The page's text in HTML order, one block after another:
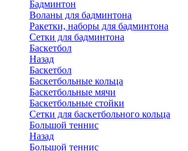
Бадминтон
Воланы для бадминтона
Ракетки, наборы для бадминтона
Сетки для бадминтона
Баскетбол
Назад
Баскетбол
Баскетбольные кольца
Баскетбольные мячи
Баскетбольные стойки
Сетки для баскетбольного кольца
Большой теннис
Назад
Большой теннис